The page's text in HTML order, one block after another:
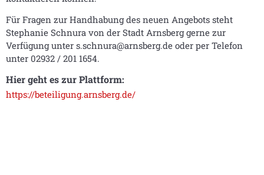
Für Fragen zur Handhabung des neuen Angebots steht
Stephanie Schnura von der Stadt Arnsberg gerne zur
Verfügung unter s.schnura@arnsberg.de oder per Telefon
unter 02932 / 201 1654.
Hier geht es zur Plattform:
https://beteiligung.arnsberg.de/